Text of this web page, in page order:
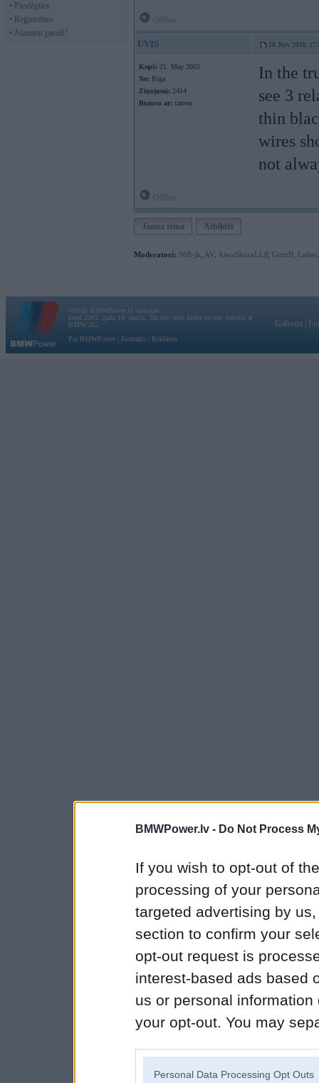
BMWPower.lv - Do Not Process
If you wish to opt-out of
processing of your
targeted advertising by
section to confirm your
opt-out request is
interest-based ads based
us or personal
your opt-out. You may
Personal Data Processing Opt Outs
• Pieslēgties
• Reģistrēties
• Aizmirsi paroli?
UVIS 28. Nov 2010,
Kopš: 21. May 2002
No: Rīga
Ziņojumi: 2414
Braucu ar: carrera
In the
see 3
thin
wires
not
Jauna tēma Atbildēt
Moderatori: 968-jk AV AiwaShuraLLP, GirtzB Lafter
Vortāls BMWPower.lv darbojas
kopš 2002. gada 14. maija. Tas nav auto klubs un nav saistīts ar
BMW AG.
Par BMWPower
Kontakti Reklāma
Galvena